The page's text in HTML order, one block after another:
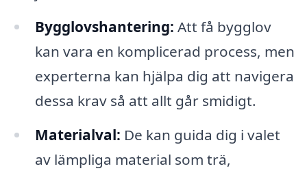
Bygglovshantering: Att få bygglov
kan vara en komplicerad process, men
experterna kan hjälpa dig att navigera
dessa krav så att allt går smidigt.
Materialval: De kan guida dig i valet
av lämpliga material som trä,